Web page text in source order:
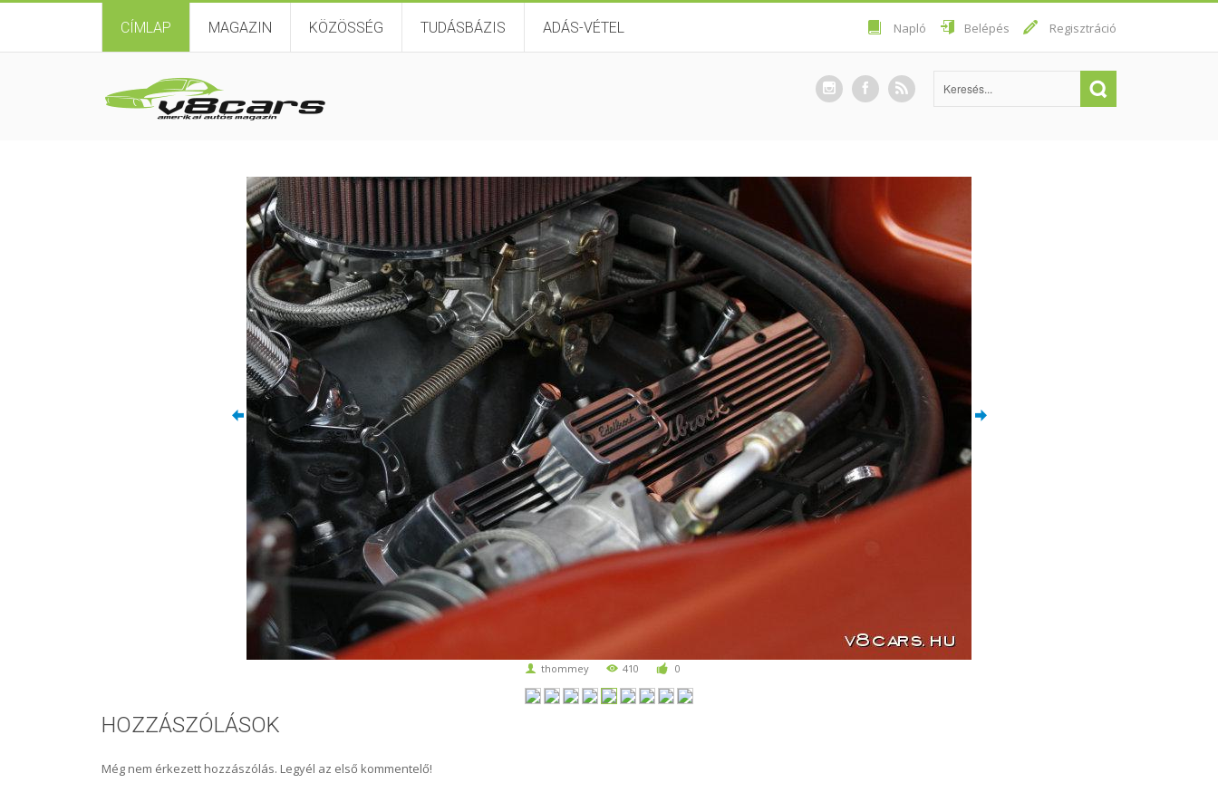
CÍMLAP MAGAZIN KÖZÖSSÉG TUDÁSBÁZIS ADÁS-VÉTEL Napló Belépés Regisztráció
thommey 410 0
HOZZÁSZÓLÁSOK
Még nem érkezett hozzászólás. Legyél az első kommentelő!